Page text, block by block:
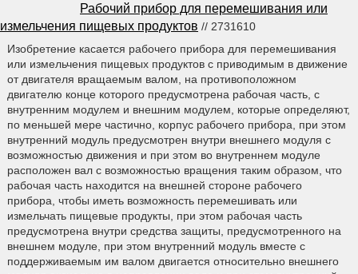
Рабочий прибор для перемешивания или
измельчения пищевых продуктов // 2731610
Изобретение касается рабочего прибора для перемешивания
или измельчения пищевых продуктов с приводимым в движение
от двигателя вращаемым валом, на противоположном
двигателю конце которого предусмотрена рабочая часть, с
внутренним модулем и внешним модулем, которые определяют,
по меньшей мере частично, корпус рабочего прибора, при этом
внутренний модуль предусмотрен внутри внешнего модуля с
возможностью движения и при этом во внутреннем модуле
расположен вал с возможностью вращения таким образом, что
рабочая часть находится на внешней стороне рабочего
прибора, чтобы иметь возможность перемешивать или
измельчать пищевые продукты, при этом рабочая часть
предусмотрена внутри средства защиты, предусмотренного на
внешнем модуле, при этом внутренний модуль вместе с
поддерживаемым им валом двигается относительно внешнего